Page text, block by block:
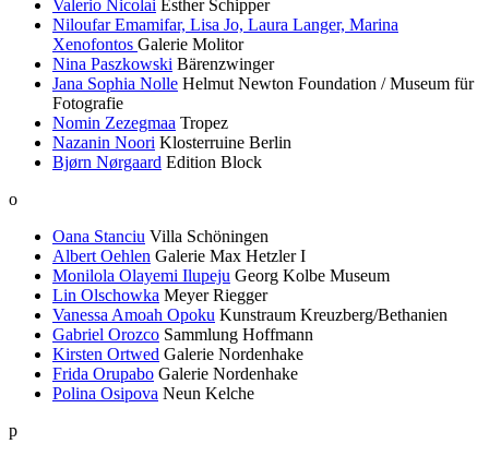
Valerio Nicolai Esther Schipper
Niloufar Emamifar, Lisa Jo, Laura Langer, Marina
Xenofontos Galerie Molitor
Nina Paszkowski Bärenzwinger
Jana Sophia Nolle Helmut Newton Foundation / Museum für
Fotografie
Nomin Zezegmaa Tropez
Nazanin Noori Klosterruine Berlin
Bjørn Nørgaard Edition Block
o
Oana Stanciu Villa Schöningen
Albert Oehlen Galerie Max Hetzler I
Monilola Olayemi Ilupeju Georg Kolbe Museum
Lin Olschowka Meyer Riegger
Vanessa Amoah Opoku Kunstraum Kreuzberg/Bethanien
Gabriel Orozco Sammlung Hoffmann
Kirsten Ortwed Galerie Nordenhake
Frida Orupabo Galerie Nordenhake
Polina Osipova Neun Kelche
p